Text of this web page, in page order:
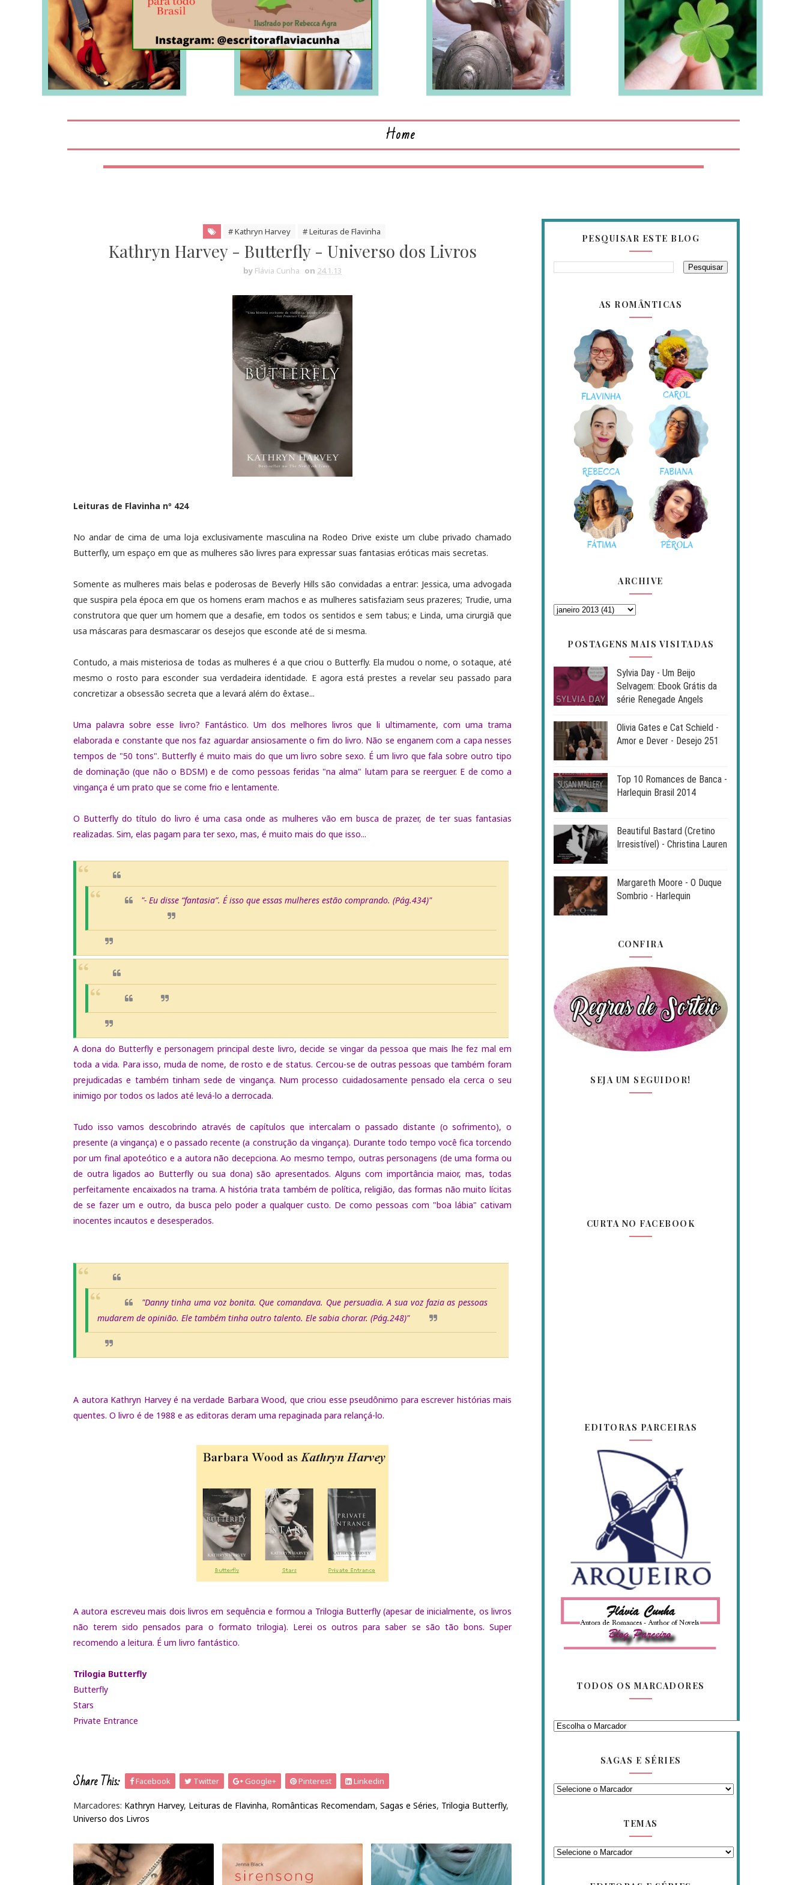
LEIA MAIS LEIA MAIS
Home
# Kathryn Harvey # Leituras de Flavinha
Kathryn Harvey - Butterfly - Universo dos Livros
by Flávia Cunha on 24.1.13
Leituras de Flavinha nº 424
No andar de cima de uma loja exclusivamente masculina na Rodeo Drive existe um clube privado chamado
Butterfly, um espaço em que as mulheres são livres para expressar suas fantasias eróticas mais secretas.
Somente as mulheres mais belas e poderosas de Beverly Hills são convidadas a entrar: Jessica, uma advogada
que suspira pela época em que os homens eram machos e as mulheres satisfaziam seus prazeres; Trudie, uma
construtora que quer um homem que a desafie, em todos os sentidos e sem tabus; e Linda, uma cirurgiã que
usa máscaras para desmascarar os desejos que esconde até de si mesma.
Contudo, a mais misteriosa de todas as mulheres é a que criou o Butterfly. Ela mudou o nome, o sotaque, até
mesmo o rosto para esconder sua verdadeira identidade. E agora está prestes a revelar seu passado para
concretizar a obsessão secreta que a levará além do êxtase...
Uma palavra sobre esse livro? Fantástico. Um dos melhores livros que li ultimamente, com uma trama
elaborada e constante que nos faz aguardar ansiosamente o fim do livro. Não se enganem com a capa nesses
tempos de "50 tons". Butterfly é muito mais do que um livro sobre sexo. É um livro que fala sobre outro tipo
de dominação (que não o BDSM) e de como pessoas feridas "na alma" lutam para se reerguer. E de como a
vingança é um prato que se come frio e lentamente.
O Butterfly do título do livro é uma casa onde as mulheres vão em busca de prazer, de ter suas fantasias
realizadas. Sim, elas pagam para ter sexo, mas, é muito mais do que isso...
"- Eu disse “fantasia”. É isso que essas mulheres estão comprando. (Pág.434)"
A dona do Butterfly e personagem principal deste livro, decide se vingar da pessoa que mais lhe fez mal em
toda a vida. Para isso, muda de nome, de rosto e de status. Cercou-se de outras pessoas que também foram
prejudicadas e também tinham sede de vingança. Num processo cuidadosamente pensado ela cerca o seu
inimigo por todos os lados até levá-lo a derrocada.
Tudo isso vamos descobrindo através de capítulos que intercalam o passado distante (o sofrimento), o
presente (a vingança) e o passado recente (a construção da vingança). Durante todo tempo você fica torcendo
por um final apoteótico e a autora não decepciona. Ao mesmo tempo, outras personagens (de uma forma ou
de outra ligados ao Butterfly ou sua dona) são apresentados. Alguns com importância maior, mas, todas
perfeitamente encaixados na trama. A história trata também de política, religião, das formas não muito lícitas
de se fazer um e outro, da busca pelo poder a qualquer custo. De como pessoas com "boa lábia" cativam
inocentes incautos e desesperados.
"Danny tinha uma voz bonita. Que comandava. Que persuadia. A sua voz fazia aspessoas
mudarem de opinião. Ele também tinha outro talento. Ele sabia chorar. (Pág.248)"
A autora Kathryn Harvey é na verdade Barbara Wood, que criou esse pseudônimo para escrever histórias mais
quentes. O livro é de 1988 e as editoras deram uma repaginada para relançá-lo.
A autora escreveu mais dois livros em sequência e formou a Trilogia Butterfly (apesar de inicialmente, os livros
não terem sido pensados para o formato trilogia). Lerei os outros para saber se são tão bons. Super
recomendo a leitura. É um livro fantástico.
Trilogia Butterfly
Butterfly
Stars
Private Entrance
Share This: Facebook Twitter Google+ Pinterest Linkedin
Marcadores: Kathryn Harvey, Leituras de Flavinha, Românticas Recomendam, Sagas e Séries, Trilogia Butterfly,
Universo dos Livros
PESQUISAR ESTE BLOG
AS ROMÂNTICAS
ARCHIVE
POSTAGENS MAIS VISITADAS
Sylvia Day - Um Beijo
Selvagem: Ebook Grátis da
série Renegade Angels
Olivia Gates e Cat Schield -
Amor e Dever - Desejo 251
Top 10 Romances de Banca -
Harlequin Brasil 2014
Beautiful Bastard (Cretino
Irresistível) - Christina Lauren
Margareth Moore - O Duque
Sombrio - Harlequin
CONFIRA
SEJA UM SEGUIDOR!
CURTA NO FACEBOOK
EDITORAS PARCEIRAS
TODOS OS MARCADORES
SAGAS E SÉRIES
TEMAS